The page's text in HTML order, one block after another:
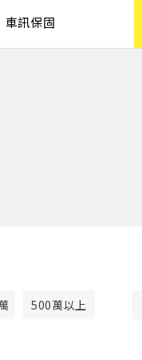
車訊保固
500萬以上